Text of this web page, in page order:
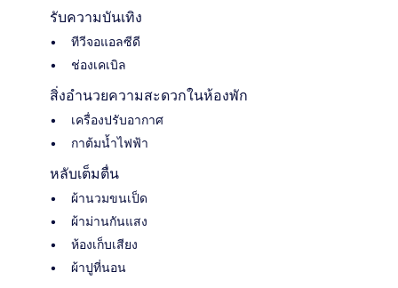
รับความบันเทิง
ทีวีจอแอลซีดี
ช่องเคเบิล
สิ่งอำนวยความสะดวกในห้องพัก
เครื่องปรับอากาศ
กาต้มน้ำไฟฟ้า
หลับเต็มตื่น
ผ้านวมขนเป็ด
ผ้าม่านกันแสง
ห้องเก็บเสียง
ผ้าปูที่นอน